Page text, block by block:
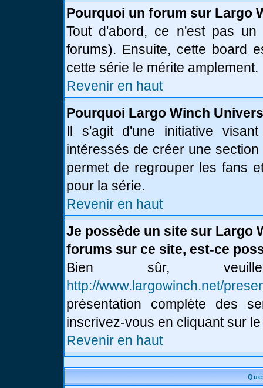
Pourquoi un forum sur Largo
Tout d'abord, ce n'est pas un
forums). Ensuite, cette board
cette série le mérite amplement.
Revenir en haut
Pourquoi Largo Winch
Il s'agit d'une initiative
intéressés de créer une
permet de regrouper les fans
pour la série.
Revenir en haut
Je possède un site sur Largo
forums sur ce site, est-ce
Bien sûr,
http://www.largowinch.net/
présentation complète des
inscrivez-vous en cliquant sur
Revenir en haut